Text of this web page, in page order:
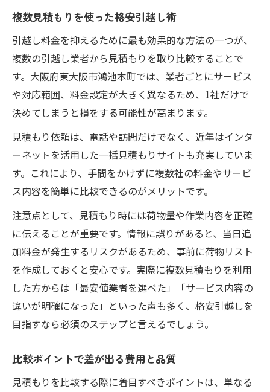
複数見積もりを使った格安引越し術
引越し料金を抑えるために最も効果的な方法の一つが、
複数の引越し業者から見積もりを取り比較することで
す。大阪府東大阪市鴻池本町では、業者ごとにサービス
や対応範囲、料金設定が大きく異なるため、1社だけで
決めてしまうと損をする可能性が高まります。
見積もり依頼は、電話や訪問だけでなく、近年はインタ
ーネットを活用した一括見積もりサイトも充実していま
す。これにより、手間をかけずに複数社の料金やサービ
ス内容を簡単に比較できるのがメリットです。
注意点として、見積もり時には荷物量や作業内容を正確
に伝えることが重要です。情報に誤りがあると、当日追
加料金が発生するリスクがあるため、事前に荷物リスト
を作成しておくと安心です。実際に複数見積もりを利用
した方からは「最安値業者を選べた」「サービス内容の
違いが明確になった」といった声も多く、格安引越しを
目指すなら必須のステップと言えるでしょう。
比較ポイントで差が出る費用と品質
見積もりを比較する際に着目すべきポイントは、単なる